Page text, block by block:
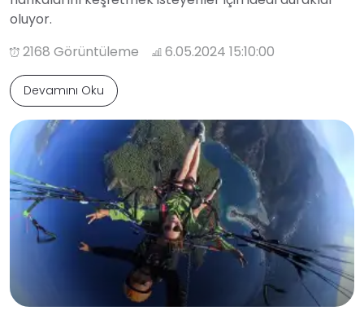
oluyor.
2168 Görüntüleme
6.05.2024 15:10:00
Devamını Oku